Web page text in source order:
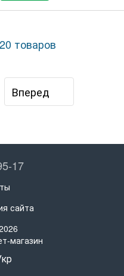
товаров
Вперед
17
сайта
магазин